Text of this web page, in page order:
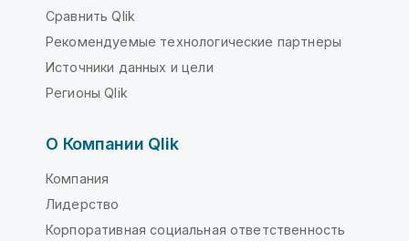
Сравнить Qlik
Рекомендуемые технологические партнеры
Источники данных и цели
Регионы Qlik
О Компании Qlik
Компания
Лидерство
Корпоративная социальная ответственность